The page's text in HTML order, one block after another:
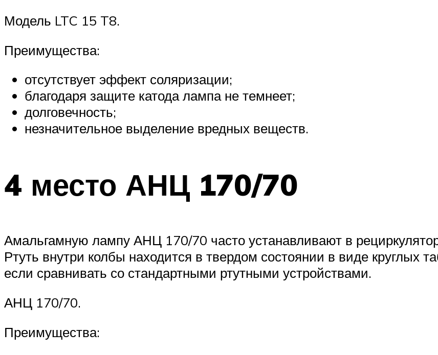
Модель LTC 15 T8.
Преимущества:
отсутствует эффект соляризации;
благодаря защите катода лампа не темнеет;
долговечность;
незначительное выделение вредных веществ.
4 место АНЦ 170/70
Амальгамную лампу АНЦ 170/70 часто устанавливают в
Ртуть внутри колбы находится в твердом состоянии в виде круглых
если сравнивать со стандартными ртутными устройствами.
АНЦ 170/70.
Преимущества: